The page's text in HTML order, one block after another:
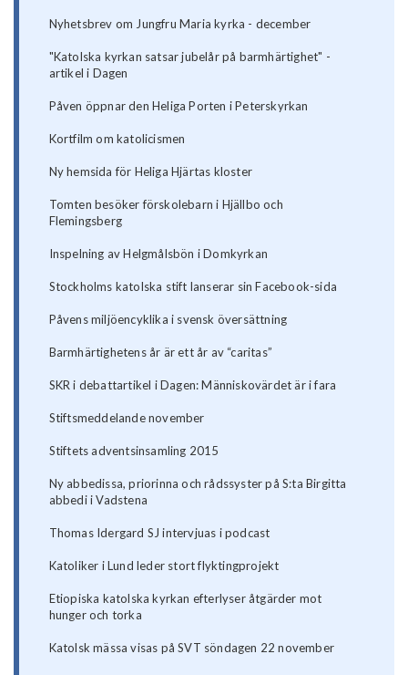
Nyhetsbrev om Jungfru Maria kyrka - december
"Katolska kyrkan satsar jubelår på barmhärtighet" -
artikel i Dagen
Påven öppnar den Heliga Porten i Peterskyrkan
Kortfilm om katolicismen
Ny hemsida för Heliga Hjärtas kloster
Tomten besöker förskolebarn i Hjällbo och
Flemingsberg
Inspelning av Helgmålsbön i Domkyrkan
Stockholms katolska stift lanserar sin Facebook-sida
Påvens miljöencyklika i svensk översättning
Barmhärtighetens år är ett år av “caritas”
SKR i debattartikel i Dagen: Människovärdet är i fara
Stiftsmeddelande november
Stiftets adventsinsamling 2015
Ny abbedissa, priorinna och rådssyster på S:ta Birgitta
abbedi i Vadstena
Thomas Idergard SJ intervjuas i podcast
Katoliker i Lund leder stort flyktingprojekt
Etiopiska katolska kyrkan efterlyser åtgärder mot
hunger och torka
Katolsk mässa visas på SVT söndagen 22 november